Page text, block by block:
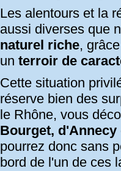
Les alentours et la
aussi diverses que
naturel riche,
un terroir de
Cette situation
réserve bien des
le Rhône, vous
Bourget, d'Annecy
pourrez donc sans
bord de l'un de ces